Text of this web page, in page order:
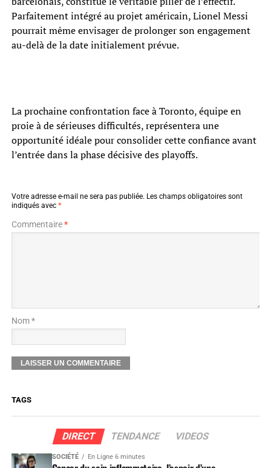
Parfaitement intégré au projet américain, Lionel Messi
pourrait même envisager de prolonger son engagement
au-delà de la date initialement prévue.
La prochaine confrontation face à Toronto, équipe en
proie à de sérieuses difficultés, représentera une
opportunité idéale pour consolider cette confiance avant
l’entrée dans la phase décisive des playoffs.
Votre adresse e-mail ne sera pas publiée. Les champs obligatoires sont
indiqués avec *
Commentaire*
Nom *
TAGS
DIRECT TENDANCE VIDEOS
SOCIÉTÉ En Ligne 6 minutes